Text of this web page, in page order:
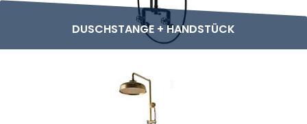
DUSCHSTANGE + HANDSTÜCK